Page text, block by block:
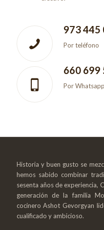
973 445
Por teléfono
660 699
Por Whatsapp
Historia y buen gusto se
hemos sabido combinar
sesenta años de experiencia,
generación de la familia
cocinero Ashot Gevorgyan
cualificado y ambicioso.